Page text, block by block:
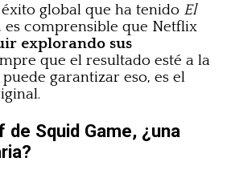
global que ha tenido El
es comprensible que Netflix
explorando sus
que el resultado esté a la
garantizar eso, es el
Squid Game, ¿una